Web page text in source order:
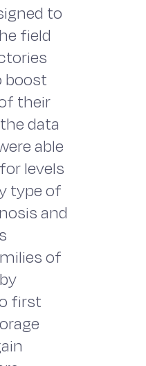
to
field
boost
their
data
able
levels
type of
and
of
first